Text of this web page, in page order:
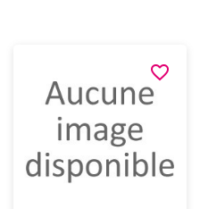
favorite_border